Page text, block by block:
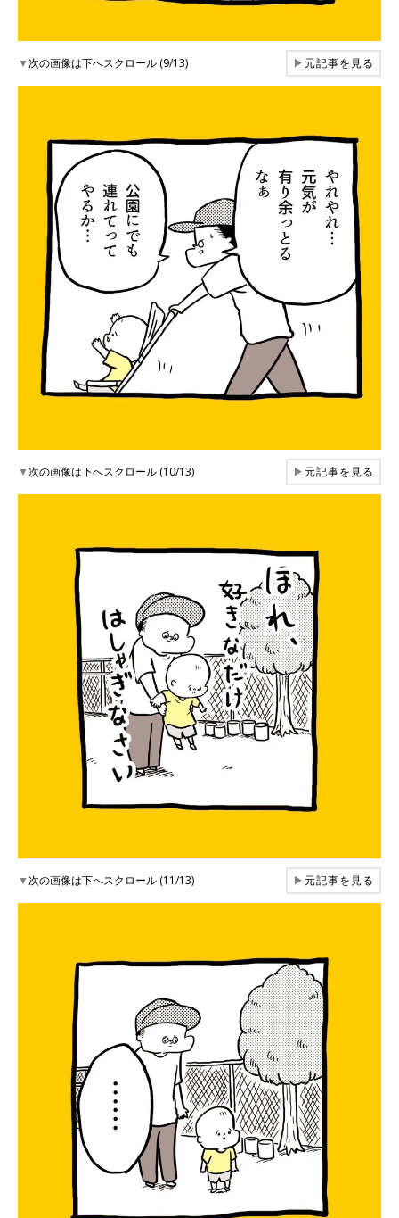
▼次の画像は下へスクロール (9/13) ▶元記事を見る
▼次の画像は下へスクロール (10/13) ▶元記事を見る
▼次の画像は下へスクロール (11/13) ▶元記事を見る